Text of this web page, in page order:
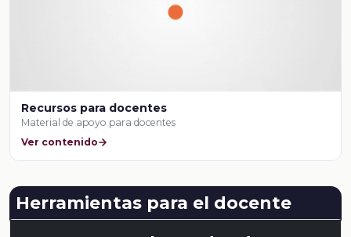
Recursos para docentes
Material de apoyo para docentes
Ver contenido
Herramientas para el docente